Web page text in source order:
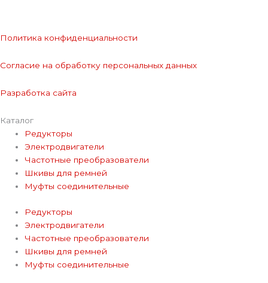
Политика конфиденциальности
Согласие на обработку персональных данных
Разработка сайта
Каталог
Редукторы
Электродвигатели
Частотные преобразователи
Шкивы для ремней
Муфты соединительные
Редукторы
Электродвигатели
Частотные преобразователи
Шкивы для ремней
Муфты соединительные